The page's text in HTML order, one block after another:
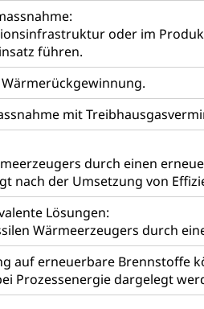
oder im
führen.
mit
durch einen
nach der Umsetzung von
Lösungen:
Wärmeerzeugers durch
auf erneuerbare Brennstoffe
Prozessenergie dargelegt
bestellen
(Führerausweis,
Bürgerrecht, Erwerb des
/ Geburt
Gesundheit IV für Kinder